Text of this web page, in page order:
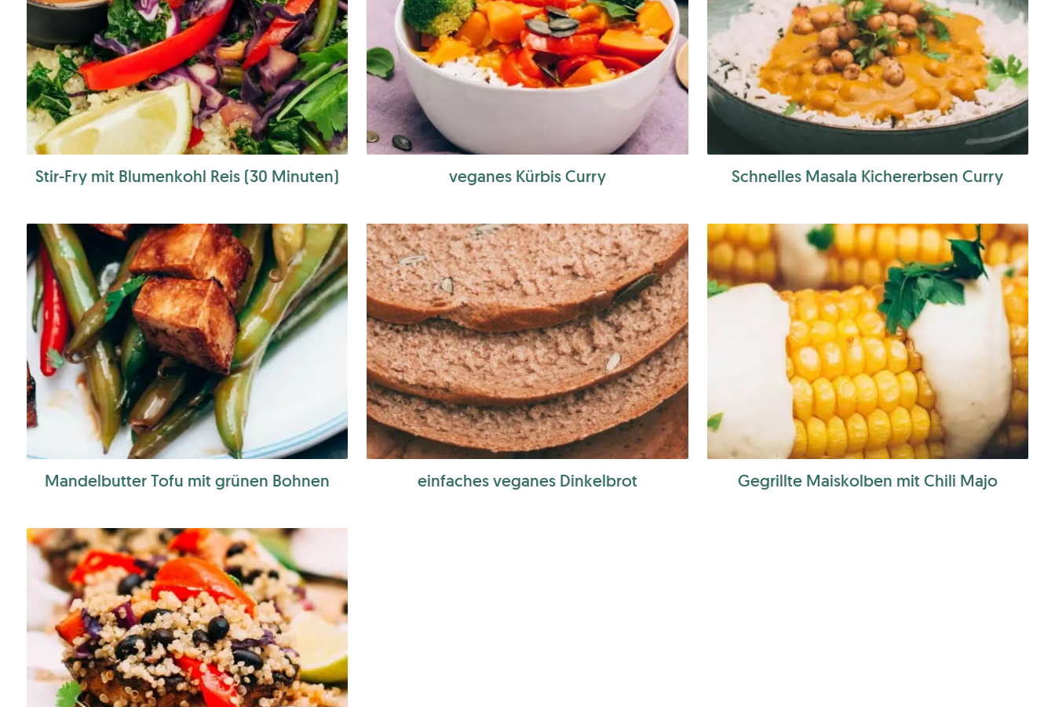
Stir-Fry mit Blumenkohl Reis (30 Minuten) veganes Kürbis Curry Schnelles Masala Kichererbsen Curry
Mandelbutter Tofu mit grünen Bohnen einfaches veganes Dinkelbrot Gegrillte Maiskolben mit Chili Majo